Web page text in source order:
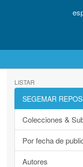
LISTAR
SEGEMAR
Colecciones &
Por fecha de
Autores